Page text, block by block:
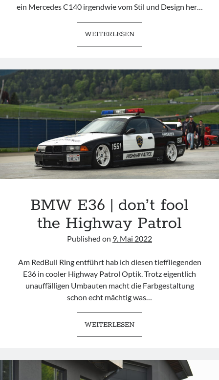
ein Mercedes C140 irgendwie vom Stil und Design her…
WEITERLESENBMW
E31
|
BAVARIAN
CLASSIC
BMW E36 | don’t fool
the Highway Patrol
Published on 9. Mai 2022
Am RedBull Ring entführt hab ich diesen tieffliegenden
E36 in cooler Highway Patrol Optik. Trotz eigentlich
unauffälligen Umbauten macht die Farbgestaltung
schon echt mächtig was…
WEITERLESENBMW
E36
DON’T
FOOL